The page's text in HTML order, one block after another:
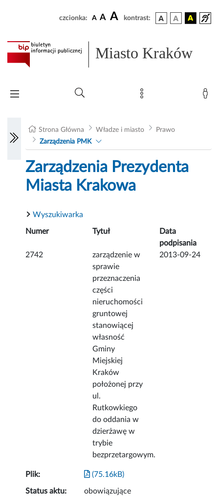
czcionka: A A A kontrast:
Miasto Kraków
Strona Główna Władze i miasto
Prawo
Zarządzenia PMK
Zarządzenia Prezydenta
Miasta Krakowa
Wyszukiwarka
Numer Tytuł
Data
podpisania
2742
zarządzenie w
sprawie
przeznaczenia
części
nieruchomości
gruntowej
stanowiącej
własność
Gminy
Miejskiej
Kraków
położonej przy
ul.
Rutkowkiego
do oddania w
dzierżawę w
trybie
bezprzetargowym.
2013-09-24
Plik: (75.16kB)
Status aktu: obowiązujące